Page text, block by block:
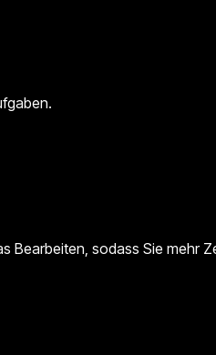
Bearbeiten, sodass Sie mehr